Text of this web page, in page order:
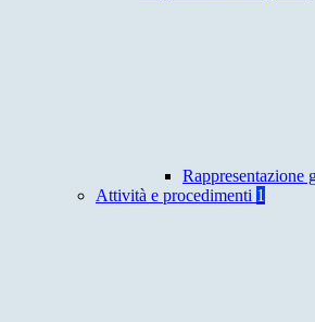
Rappresentazione
Attività e procedimenti 1